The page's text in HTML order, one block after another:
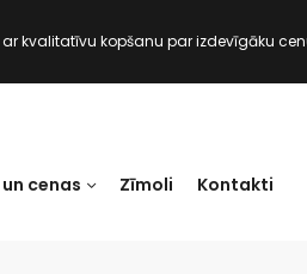
ar kvalitatīvu kopšanu par izdevīgāku
cenas Zīmoli Kontakti